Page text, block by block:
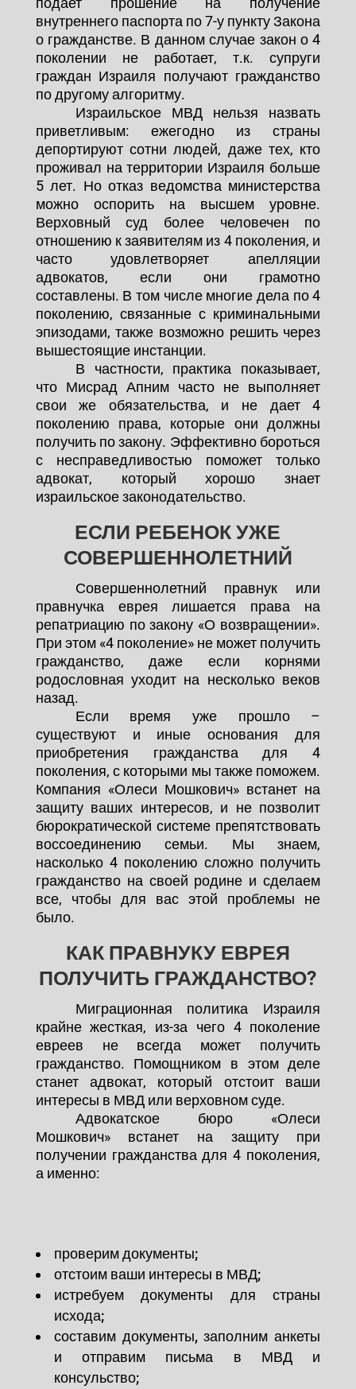
внутреннего паспорта по 7-у пункту Закона
о гражданстве. В данном случае закон о 4
поколении не работает, т.к. супруги
граждан Израиля получают гражданство
по другому алгоритму.
Израильское МВД нельзя назвать
приветливым: ежегодно из страны
депортируют сотни людей, даже тех, кто
проживал на территории Израиля больше
5 лет. Но отказ ведомства министерства
можно оспорить на высшем уровне.
Верховный суд более человечен по
отношению к заявителям из 4 поколения, и
часто удовлетворяет апелляции
адвокатов, если они грамотно
составлены. В том числе многие дела по 4
поколению, связанные с криминальными
эпизодами, также возможно решить через
вышестоящие инстанции.
В частности, практика показывает,
что Мисрад Апним часто не выполняет
свои же обязательства, и не дает 4
поколению права, которые они должны
получить по закону. Эффективно бороться
с несправедливостью поможет только
адвокат, который хорошо знает
израильское законодательство.
ЕСЛИ РЕБЕНОК УЖЕ
СОВЕРШЕННОЛЕТНИЙ
Совершеннолетний правнук или
правнучка еврея лишается права на
репатриацию по закону «О возвращении».
При этом «4 поколение» не может получить
гражданство, даже если корнями
родословная уходит на несколько веков
назад.
Если время уже прошло –
существуют и иные основания для
приобретения гражданства для 4
поколения, с которыми мы также поможем.
Компания «Олеси Мошкович» встанет на
защиту ваших интересов, и не позволит
бюрократической системе препятствовать
воссоединению семьи. Мы знаем,
насколько 4 поколению сложно получить
гражданство на своей родине и сделаем
все, чтобы для вас этой проблемы не
было.
КАК ПРАВНУКУ ЕВРЕЯ
ПОЛУЧИТЬ ГРАЖДАНСТВО?
Миграционная политика Израиля
крайне жесткая, из-за чего 4 поколение
евреев не всегда может получить
гражданство. Помощником в этом деле
станет адвокат, который отстоит ваши
интересы в МВД или верховном суде.
Адвокатское бюро «Олеси
Мошкович» встанет на защиту при
получении гражданства для 4 поколения,
а именно:
проверим документы;
отстоим ваши интересы в МВД;
истребуем документы для страны
исхода;
составим документы, заполним анкеты
и отправим письма в МВД и
консульство;